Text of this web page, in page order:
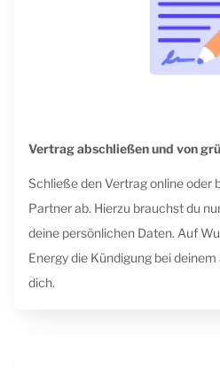
Vertrag abschließen und von
Schließe den Vertrag online oder
Partner ab. Hierzu brauchst du
deine persönlichen Daten. Auf
Energy die Kündigung bei
dich.